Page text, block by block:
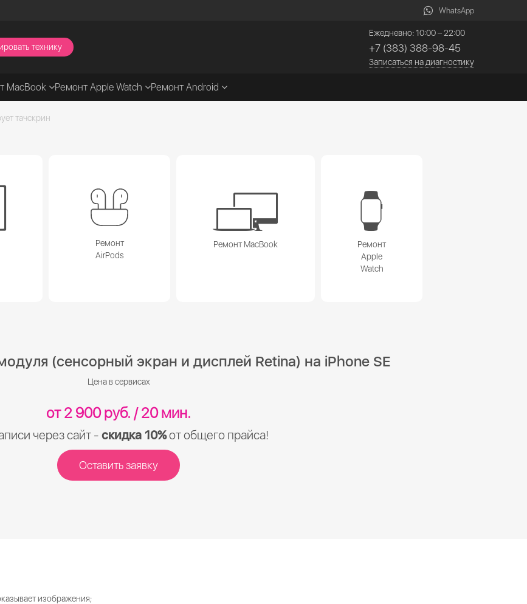
WhatsApp
технику
Ежедневно: 10:00 – 22:00
+7 (383) 388-98-45
Записаться на диагностику
MacBook Ремонт Apple Watch Ремонт Android
тачскрин
Ремонт
AirPods
Ремонт MacBook
Ремонт
Apple
Watch
(сенсорный экран и дисплей Retina) на iPhone SE
Цена в сервисах
от 2 900 руб. / 20 мин.
через сайт - скидка 10%от общего прайса!
Оставить заявку
изображения;